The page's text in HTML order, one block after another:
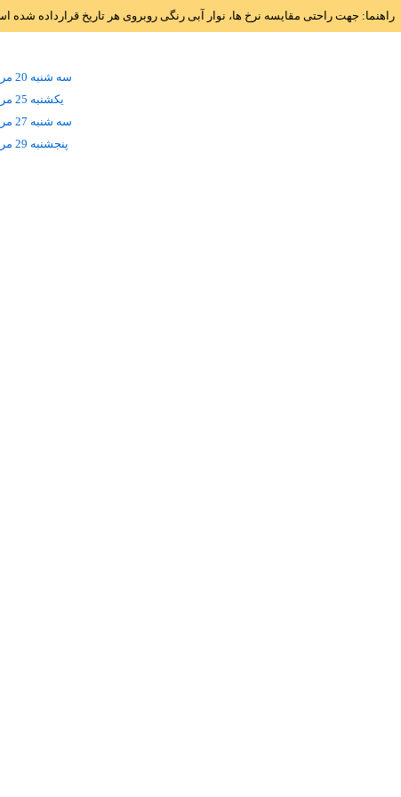
راهنما: جهت راحتی مقایسه نرخ ها، نوار آبی رنگی روبروی هر تاریخ قرارداده
سه شنبه 20 مرداد
يکشنبه 25 مرداد
سه شنبه 27 مرداد
پنجشنبه 29 مرداد